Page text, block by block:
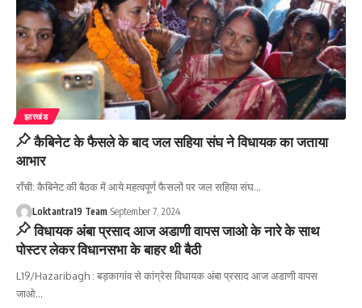
झारखंड
कैबिनेट के फैसले के बाद जल सहिया संघ ने विधायक का जताया
आभार
राँची: कैबिनेट की बैठक में आये महत्वपूर्ण फैसलों पर जल सहिया संघ…
Loktantra19 Team September 7, 2024
विधायक अंबा प्रसाद आज अडाणी वापस जाओ के नारे के साथ
पोस्टर लेकर विधानसभा के बाहर थी बैठी
L19/Hazaribagh : बड़कागांव से कांग्रेस विधायक अंबा प्रसाद आज अडाणी वापस
जाओ…